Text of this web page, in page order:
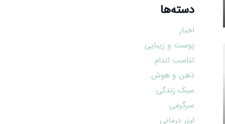
دسته‌ها
اخبار
پوست و زیبایی
تناسب اندام
ذهن و هوش
سبک زندگی
سرگرمی
لیزر درمانی